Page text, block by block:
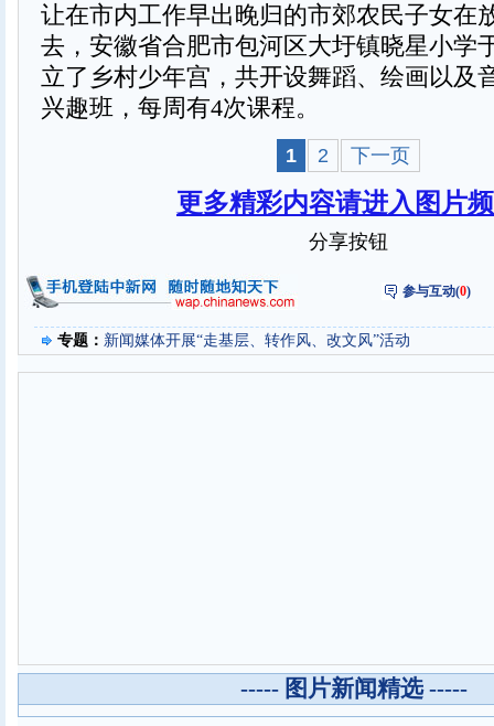
让在市内工作早出晚归的市郊农民子女在
去，安徽省合肥市包河区大圩镇晓星小学
立了乡村少年宫，共开设舞蹈、绘画以及
兴趣班，每周有4次课程。
1 2 下一页
更多精彩内容请进入图片
分享按钮
参与互动(0)
专题： 新闻媒体开展“走基层、转作风、改文风”活动
----- 图片新闻精选 -----